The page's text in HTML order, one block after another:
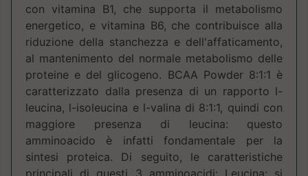
con vitamina B1, che supporta il metabolismo
energetico, e vitamina B6, che contribuisce alla
riduzione della stanchezza e dell'affaticamento,
al mantenimento del normale metabolismo delle
proteine e del glicogeno. BCAA Powder 8:1:1 è
caratterizzato dalla presenza di un rapporto l-
leucina, l-isoleucina e l-valina di 8:1:1, quindi con
maggiore presenza di leucina: questo
amminoacido è infatti fondamentale per la
sintesi proteica. Di seguito, le caratteristiche
principali di questi 3 amminoacidi: Leucina: si